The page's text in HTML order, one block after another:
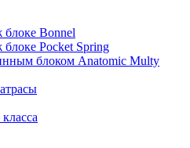
Bonnel
Pocket Spring
блоком Anatomic Multy